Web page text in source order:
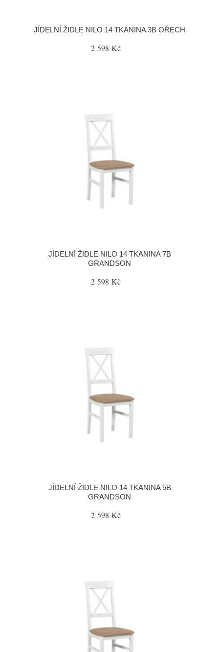
JÍDELNÍ ŽIDLE NILO 14 TKANINA 3B OŘECH
2 598 Kč
JÍDELNÍ ŽIDLE NILO 14 TKANINA 7B
GRANDSON
2 598 Kč
JÍDELNÍ ŽIDLE NILO 14 TKANINA 5B
GRANDSON
2 598 Kč